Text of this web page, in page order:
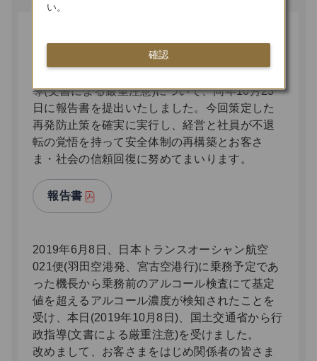
導(文書による厳重注意)について、同年10月23
日に報告書を提出いたしました。今回策定した
再発防止策を確実に実行し、経営と社員が不退
転の覚悟を持って安全体制の再構築とお客さ
ま・社会の信頼回復に努めてまいります。
報告書
2019年6月8日、日本トランスオーシャン航空
021便(羽田空港発、宮古空港行)に乗務予定であ
った機長から乗務前のアルコール検査にて基定
値を超えるアルコール濃度が検知されたことを
受け、本日(2019年10月8日)、国土交通省から行
政指導(文書による厳重注意)を受けました。
改めまして、お客さまをはじめ関係者の皆さま
い。
確認